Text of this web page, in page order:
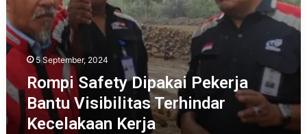
5 September, 2024
Rompi Safety Dipakai Pekerja
Bantu Visibilitas Terhindar
Kecelakaan Kerja